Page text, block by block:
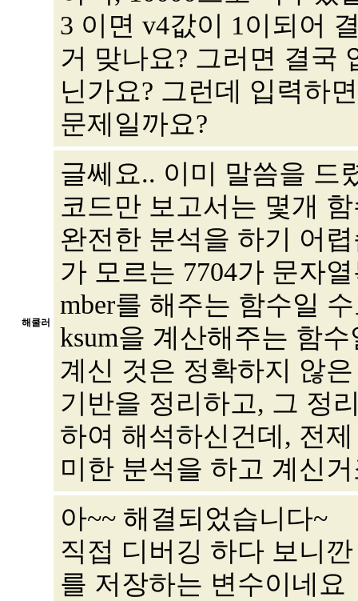
3 이면 v4값이 1이되어
거 맞나요? 그러면 결국
닌가요? 그런데 입력하
문제일까요?
해쿨러
글쎄요.. 이미 말씀을 드
코드만 보고서는 몇개
완전한 분석을 하기 어
가 모르는 7704가 문자
mber를 해주는 함수일
ksum을 계산해주는 함
계신 것은 정확하지 않
기반을 정리하고, 그 정
하여 해석하신건데, 전
미한 분석을 하고 계신
아~~ 해결되었습니다~
직접 디버깅 하다 보니
를 저장하는 변수이네요